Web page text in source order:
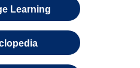
Learning